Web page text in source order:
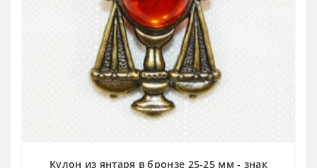
Кулон из янтаря в бронзе 25-25 мм - знак